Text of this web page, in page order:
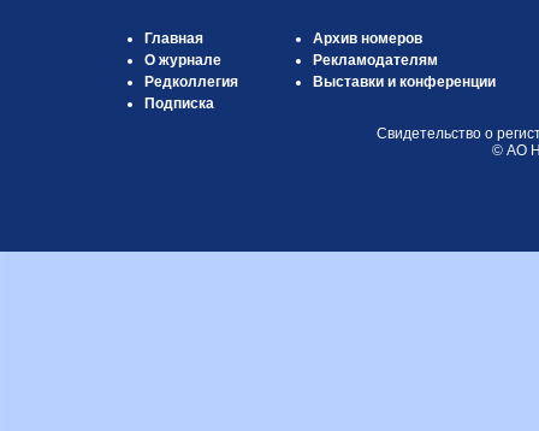
Главная
О журнале
Редколлегия
Подписка
Архив номеров
Рекламодателям
Выставки и конференции
Свидетельство о
© АО